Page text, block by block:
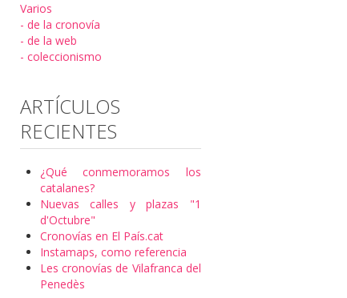
Varios
- de la cronovía
- de la web
- coleccionismo
ARTÍCULOS
RECIENTES
¿Qué conmemoramos los
catalanes?
Nuevas calles y plazas "1
d'Octubre"
Cronovías en El País.cat
Instamaps, como referencia
Les cronovías de Vilafranca del
Penedès